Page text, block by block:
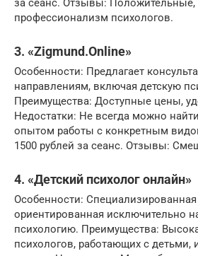
за сеанс. Отзывы: Положительные,
профессионализм психологов.
3. «Zigmund.Online»
Особенности: Предлагает
направлениям, включая детскую
Преимущества: Доступные цены,
Недостатки: Не всегда можно
опытом работы с конкретным
1500 рублей за сеанс. Отзывы:
4. «Детский психолог онлайн»
Особенности:
ориентированная исключительно
психологию. Преимущества:
психологов, работающих с детьми,